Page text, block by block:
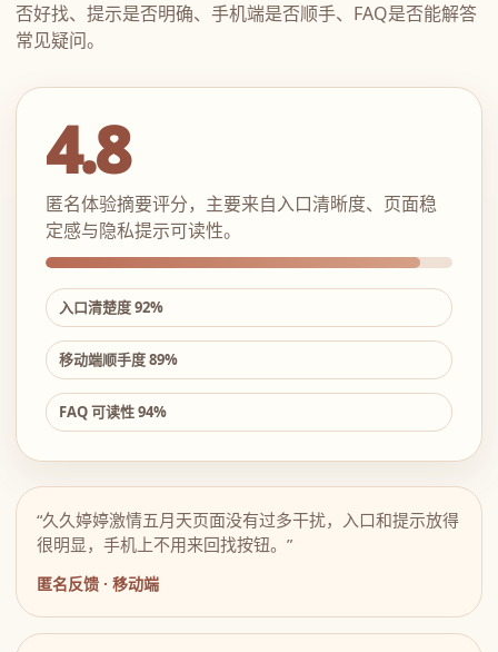
否好找、提示是否明确、手机端是否顺手、FAQ是否能解答
常见疑问。
4.8
匿名体验摘要评分，主要来自入口清晰度、页面稳
定感与隐私提示可读性。
入口清楚度 92%
移动端顺手度 89%
FAQ 可读性 94%
“久久婷婷激情五月天页面没有过多干扰，入口和提示放得
很明显，手机上不用来回找按钮。”
匿名反馈 · 移动端